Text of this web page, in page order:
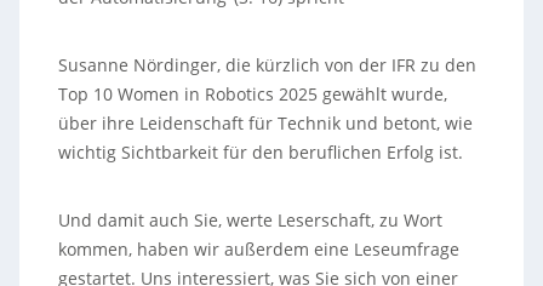
Susanne Nördinger, die kürzlich von der IFR zu den
Top 10 Women in Robotics 2025 gewählt wurde,
über ihre Leidenschaft für Technik und betont, wie
wichtig Sichtbarkeit für den beruflichen Erfolg ist.
Und damit auch Sie, werte Leserschaft, zu Wort
kommen, haben wir außerdem eine Leseumfrage
gestartet. Uns interessiert, was Sie sich von einer